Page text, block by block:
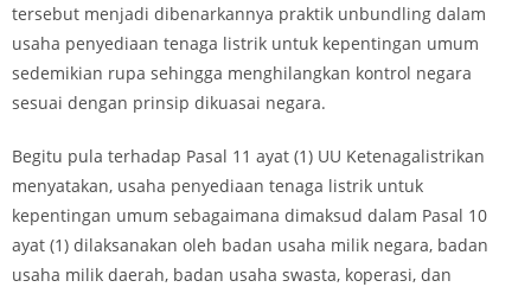
tersebut menjadi dibenarkannya praktik unbundling dalam
usaha penyediaan tenaga listrik untuk kepentingan umum
sedemikian rupa sehingga menghilangkan kontrol negara
sesuai dengan prinsip dikuasai negara.
Begitu pula terhadap Pasal 11 ayat (1) UU Ketenagalistrikan
menyatakan, usaha penyediaan tenaga listrik untuk
kepentingan umum sebagaimana dimaksud dalam Pasal 10
ayat (1) dilaksanakan oleh badan usaha milik negara, badan
usaha milik daerah, badan usaha swasta, koperasi, dan